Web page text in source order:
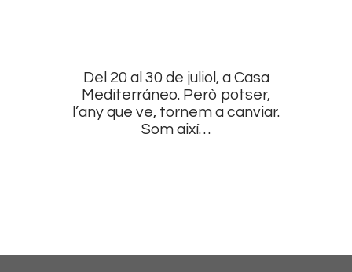
Del 20 al 30 de juliol, a Casa
Mediterráneo. Però potser,
l’any que ve, tornem a canviar.
Som així…